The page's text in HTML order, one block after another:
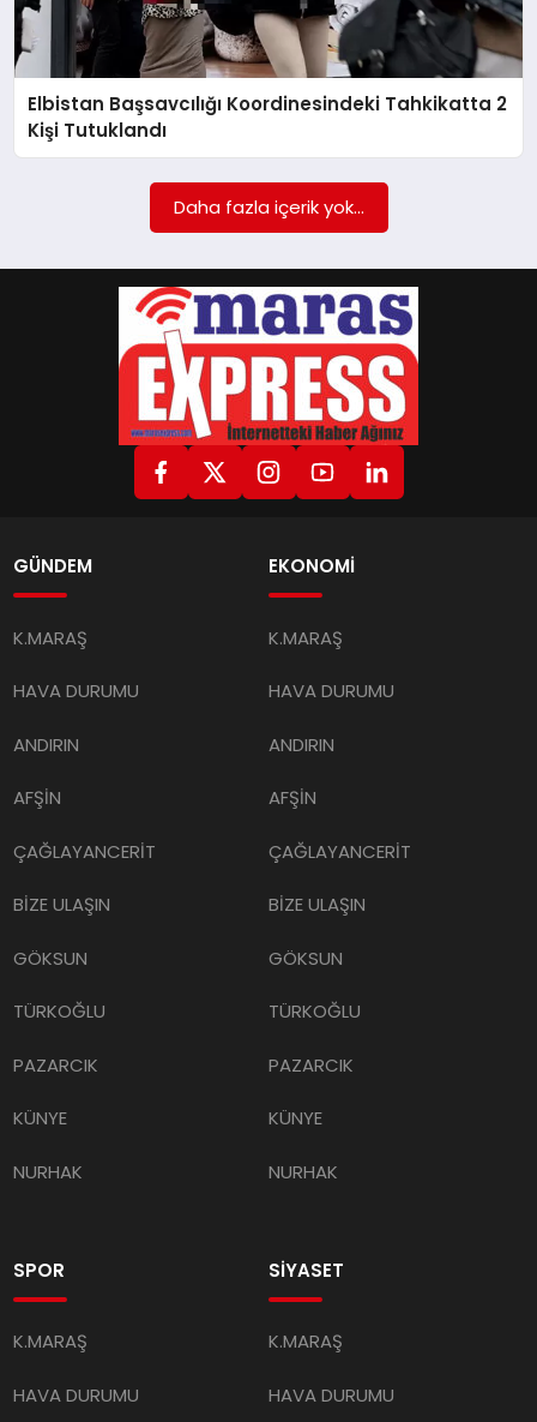
GÖKSUN
TÜRKOĞLU
Elbistan Başsavcılığı Koordinesindeki Tahkikatta 2
Kişi Tutuklandı
Daha fazla içerik yok...
GÜNDEM
K.MARAŞ
HAVA DURUMU
ANDIRIN
AFŞİN
ÇAĞLAYANCERİT
BİZE ULAŞIN
GÖKSUN
TÜRKOĞLU
PAZARCIK
KÜNYE
NURHAK
EKONOMİ
K.MARAŞ
HAVA DURUMU
ANDIRIN
AFŞİN
ÇAĞLAYANCERİT
BİZE ULAŞIN
GÖKSUN
TÜRKOĞLU
PAZARCIK
KÜNYE
NURHAK
SPOR
K.MARAŞ
HAVA DURUMU
SİYASET
K.MARAŞ
HAVA DURUMU